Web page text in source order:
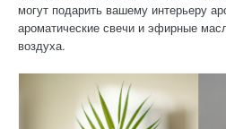
могут подарить вашему интерьеру
ароматические свечи и эфирные
воздуха.